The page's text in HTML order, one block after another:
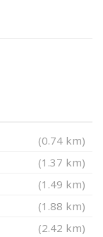
(0.74 km)
(1.37 km)
(1.49 km)
(1.88 km)
(2.42 km)